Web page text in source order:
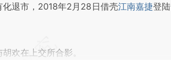
化退市，2018年2月28日借壳江南嘉捷登陆
欢在上交所合影。